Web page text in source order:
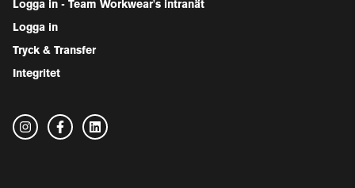
Logga in - Team Workwear's intranät
Logga in
Tryck & Transfer
Integritet